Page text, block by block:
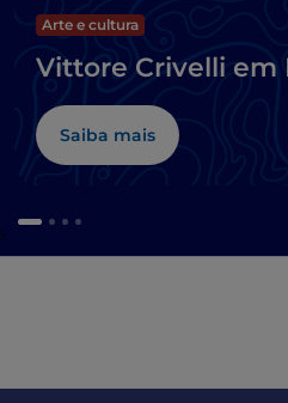
Arte e cultura
Vittore Crivelli em
Saiba mais